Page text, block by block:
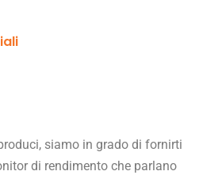
siamo in grado di fornirti
di rendimento che parlano